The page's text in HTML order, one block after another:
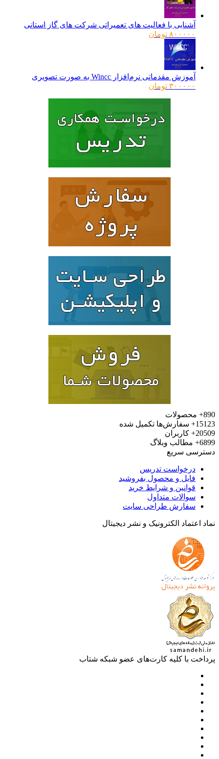
آشنایی با فعالیت های تعمیراتی شرکت های گاز استانی
۸۰۰۰۰۰ تومان
آموزش مقدماتی نرم‌افزار Wincc به صورت تصویری
۳۰۰۰۰۰ تومان
محصولات
سفارش‌ها تکمیل شده
کاربران
مطالب وبلاگ
سریع
درخواست تدریس
فایل و محصول بفروشید
قوانین و شرایط خرید
سوالات متداول
سفارش طراحی سایت
اعتماد الکترونیک و نشر دیجیتال
با کلیه کارت‌های عضو شبکه شتاب